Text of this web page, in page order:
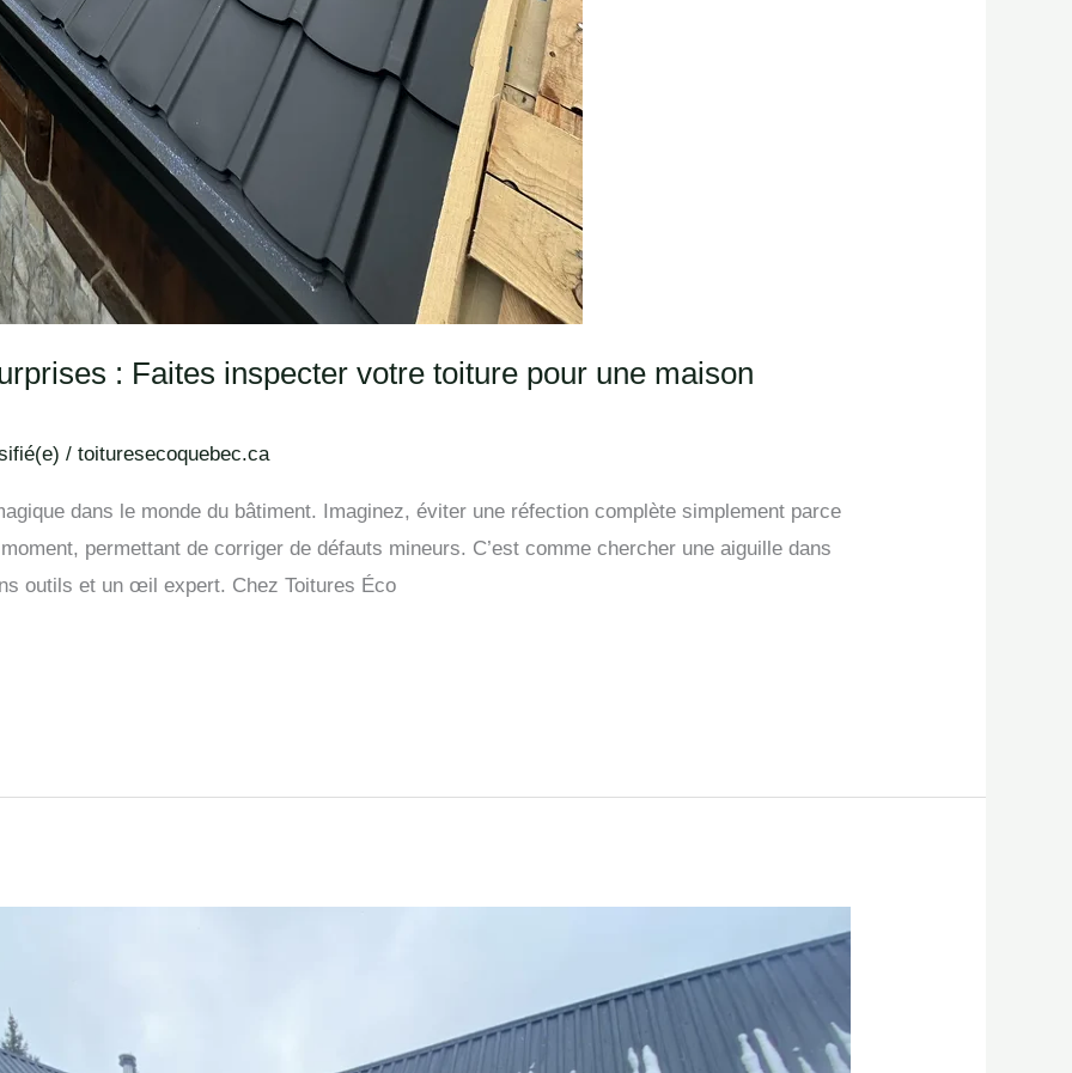
: Faites inspecter votre toiture pour une maison
/toituresecoquebec.ca
dans le monde du bâtiment. Imaginez, éviter une réfection complète simplement parce
permettant de corriger de défauts mineurs. C’est comme chercher une aiguille dans
outils et un œil expert. Chez Toitures Éco